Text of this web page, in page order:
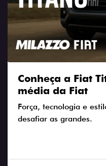
Conheça a Fiat
média da Fiat
Força, tecnologia e
desafiar as grandes.